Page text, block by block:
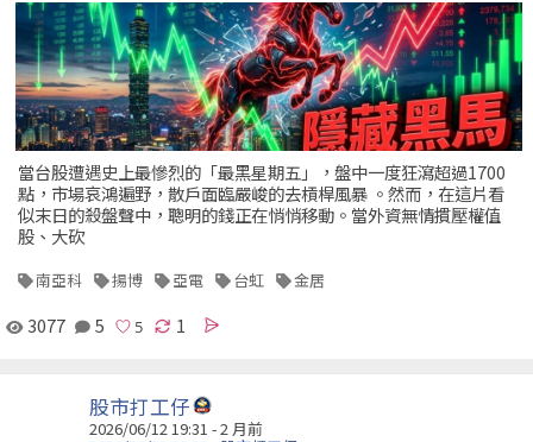
當台股遭遇史上最慘烈的「最黑星期五」，盤中一度狂瀉超過1700
點，市場哀鴻遍野，散戶面臨嚴峻的去槓桿風暴 。然而，在這片看
似末日的殺盤聲中，聰明的錢正在悄悄移動。當外資無情摜壓權值
股、大砍
南亞科 揚博 亞電 台虹 金居
3077 5 1
股市打工仔
2026/06/12 19:31 - 2 月前